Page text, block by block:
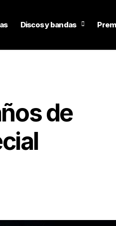
Discos y bandas
de